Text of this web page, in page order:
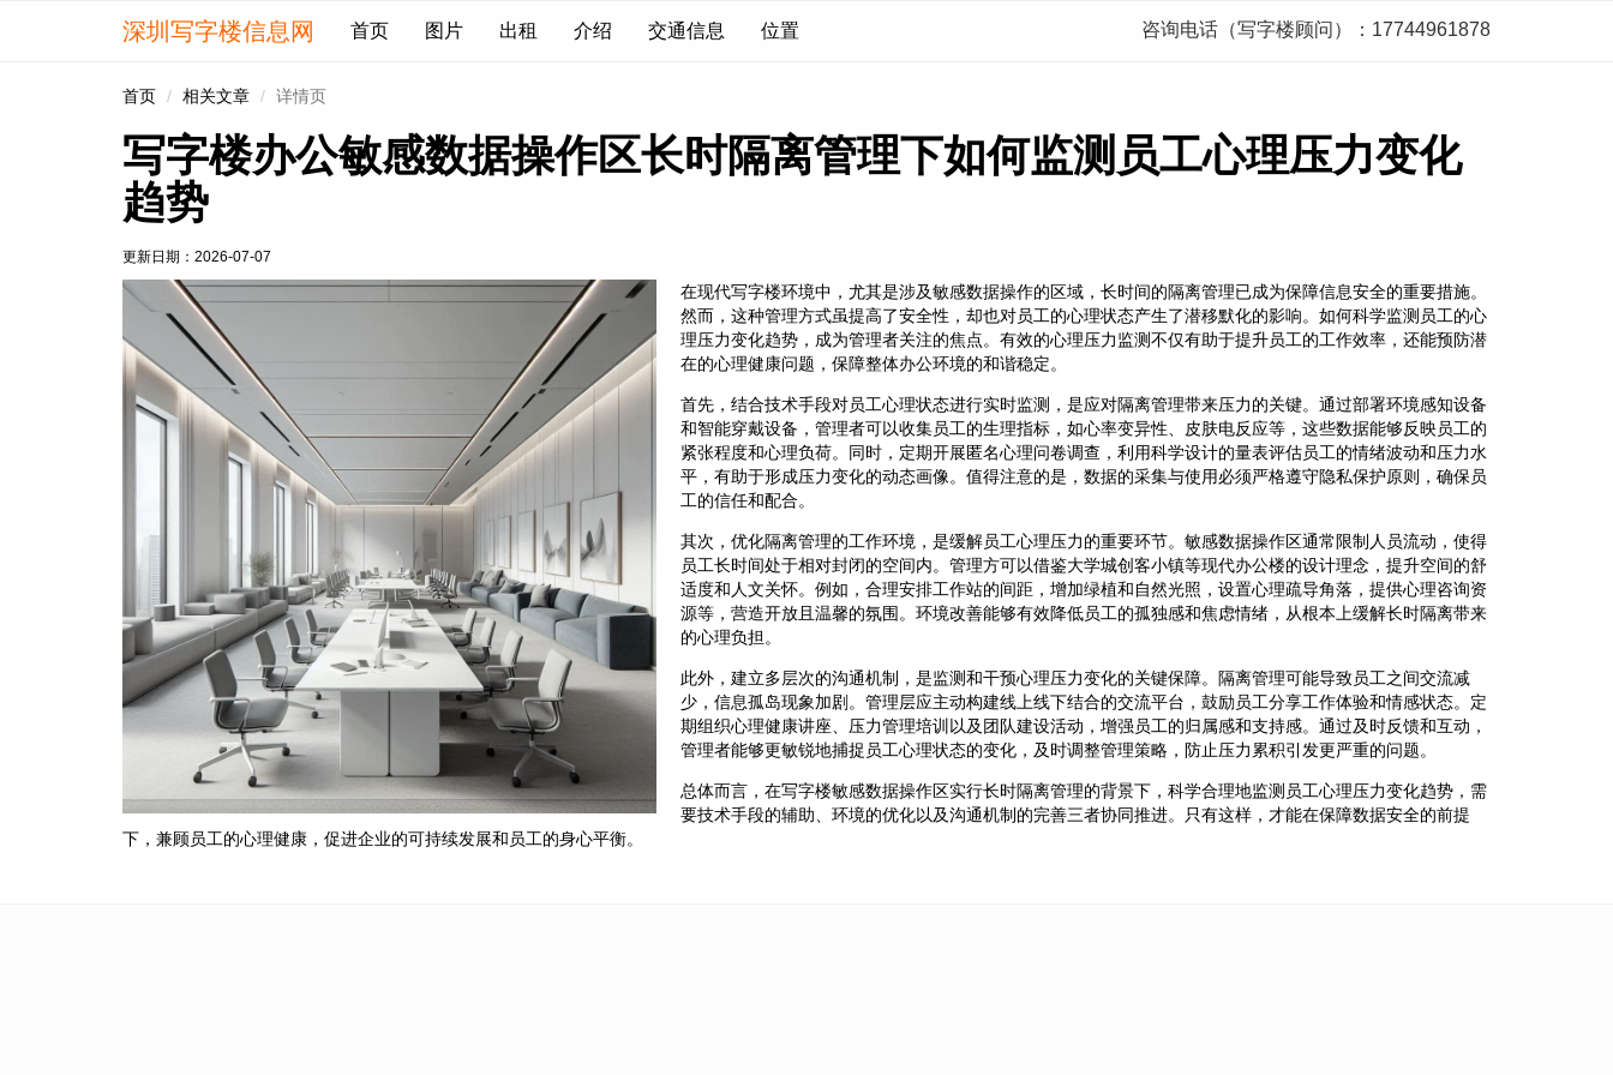
深圳写字楼信息网 首页 图片 出租 介绍 交通信息 位置 咨询电话（写字楼顾问）：17744961878
首页 相关文章 详情页
写字楼办公敏感数据操作区长时隔离管理下如何监测员工心理压力变化
趋势
更新日期： 2026-07-07
在现代写字楼环境中，尤其是涉及敏感数据操作的区域，长时间的隔离管理已成为保障信息安全的重要措施。
然而，这种管理方式虽提高了安全性，却也对员工的心理状态产生了潜移默化的影响。如何科学监测员工的心
理压力变化趋势，成为管理者关注的焦点。有效的心理压力监测不仅有助于提升员工的工作效率，还能预防潜
在的心理健康问题，保障整体办公环境的和谐稳定。
首先，结合技术手段对员工心理状态进行实时监测，是应对隔离管理带来压力的关键。通过部署环境感知设备
和智能穿戴设备，管理者可以收集员工的生理指标，如心率变异性、皮肤电反应等，这些数据能够反映员工的
紧张程度和心理负荷。同时，定期开展匿名心理问卷调查，利用科学设计的量表评估员工的情绪波动和压力水
平，有助于形成压力变化的动态画像。值得注意的是，数据的采集与使用必须严格遵守隐私保护原则，确保员
工的信任和配合。
其次，优化隔离管理的工作环境，是缓解员工心理压力的重要环节。敏感数据操作区通常限制人员流动，使得
员工长时间处于相对封闭的空间内。管理方可以借鉴大学城创客小镇等现代办公楼的设计理念，提升空间的舒
适度和人文关怀。例如，合理安排工作站的间距，增加绿植和自然光照，设置心理疏导角落，提供心理咨询资
源等，营造开放且温馨的氛围。环境改善能够有效降低员工的孤独感和焦虑情绪，从根本上缓解长时隔离带来
的心理负担。
此外，建立多层次的沟通机制，是监测和干预心理压力变化的关键保障。隔离管理可能导致员工之间交流减
少，信息孤岛现象加剧。管理层应主动构建线上线下结合的交流平台，鼓励员工分享工作体验和情感状态。定
期组织心理健康讲座、压力管理培训以及团队建设活动，增强员工的归属感和支持感。通过及时反馈和互动，
管理者能够更敏锐地捕捉员工心理状态的变化，及时调整管理策略，防止压力累积引发更严重的问题。
总体而言，在写字楼敏感数据操作区实行长时隔离管理的背景下，科学合理地监测员工心理压力变化趋势，需
要技术手段的辅助、环境的优化以及沟通机制的完善三者协同推进。只有这样，才能在保障数据安全的前提
下，兼顾员工的心理健康，促进企业的可持续发展和员工的身心平衡。